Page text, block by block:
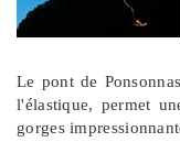
Le pont de
l'élastique, permet
gorges